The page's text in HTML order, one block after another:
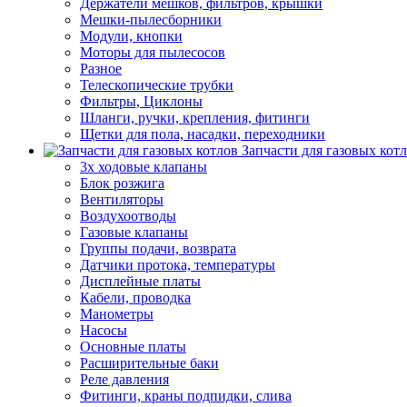
Держатели мешков, фильтров, крышки
Мешки-пылесборники
Модули, кнопки
Моторы для пылесосов
Разное
Телескопические трубки
Фильтры, Циклоны
Шланги, ручки, крепления, фитинги
Щетки для пола, насадки, переходники
Запчасти для газовых
3х ходовые клапаны
Блок розжига
Вентиляторы
Воздухоотводы
Газовые клапаны
Группы подачи, возврата
Датчики протока, температуры
Дисплейные платы
Кабели, проводка
Манометры
Насосы
Основные платы
Расширительные баки
Реле давления
Фитинги, краны подпидки, слива